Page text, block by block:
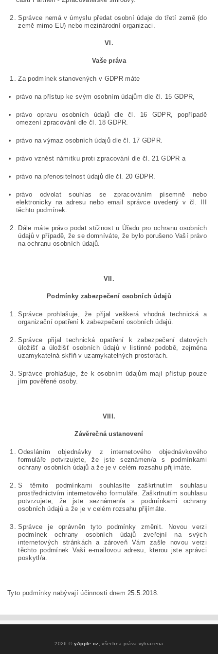
Správce nemá v úmyslu předat osobní údaje do třetí země (do
země mimo EU) nebo mezinárodní organizaci.
VI.
Vaše práva
Za podmínek stanovených v GDPR máte
právo na přístup ke svým osobním údajům dle čl. 15 GDPR,
právo opravu osobních údajů dle čl. 16 GDPR, popřípadě
omezení zpracování dle čl. 18 GDPR.
právo na výmaz osobních údajů dle čl. 17 GDPR.
právo vznést námitku proti zpracování dle čl. 21 GDPR a
právo na přenositelnost údajů dle čl. 20 GDPR.
právo odvolat souhlas se zpracováním písemně nebo
elektronicky na adresu nebo email správce uvedený v čl. III
těchto podmínek.
Dále máte právo podat stížnost u Úřadu pro ochranu osobních
údajů v případě, že se domníváte, že bylo porušeno Vaší právo
na ochranu osobních údajů.
VII.
Podmínky zabezpečení osobních údajů
Správce prohlašuje, že přijal veškerá vhodná technická a
organizační opatření k zabezpečení osobních údajů.
Správce přijal technická opatření k zabezpečení datových
úložišť a úložišť osobních údajů v listinné podobě, zejména
uzamykatelná skříň v uzamykatelných prostorách.
Správce prohlašuje, že k osobním údajům mají přístup pouze
jím pověřené osoby.
VIII.
Závěrečná ustanovení
Odesláním objednávky z internetového objednávkového
formuláře potvrzujete, že jste seznámen/a s podmínkami
ochrany osobních údajů a že je v celém rozsahu přijímáte.
S těmito podmínkami souhlasíte zaškrtnutím souhlasu
prostřednictvím internetového formuláře. Zaškrtnutím souhlasu
potvrzujete, že jste seznámen/a s podmínkami ochrany
osobních údajů a že je v celém rozsahu přijímáte.
Správce je oprávněn tyto podmínky změnit. Novou verzi
podmínek ochrany osobních údajů zveřejní na svých
internetových stránkách a zároveň Vám zašle novou verzi
těchto podmínek Vaši e-mailovou adresu, kterou jste správci
poskytl/a.
Tyto podmínky nabývají účinnosti dnem 25.5.2018.
2026 © yApple.cz , všechna práva vyhrazena